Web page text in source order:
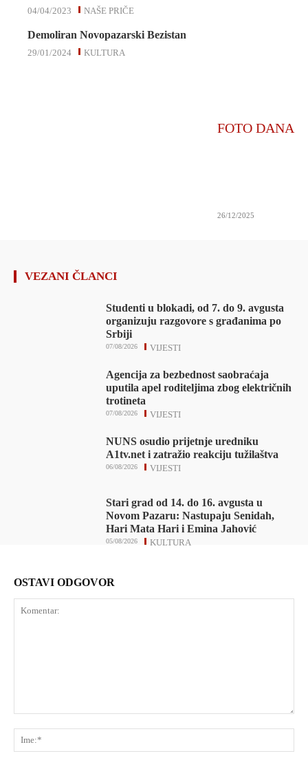
NAŠE PRIČE
04/04/2023
Demoliran Novopazarski Bezistan
KULTURA
29/01/2024
FOTO DANA
26/12/2025
VEZANI ČLANCI
Studenti u blokadi, od 7. do 9. avgusta
organizuju razgovore s građanima po
Srbiji
VIJESTI
07/08/2026
Agencija za bezbednost saobraćaja
uputila apel roditeljima zbog električnih
trotineta
VIJESTI
07/08/2026
NUNS osudio prijetnje uredniku
A1tv.net i zatražio reakciju tužilaštva
VIJESTI
06/08/2026
Stari grad od 14. do 16. avgusta u
Novom Pazaru: Nastupaju Senidah,
Hari Mata Hari i Emina Jahović
KULTURA
05/08/2026
OSTAVI ODGOVOR